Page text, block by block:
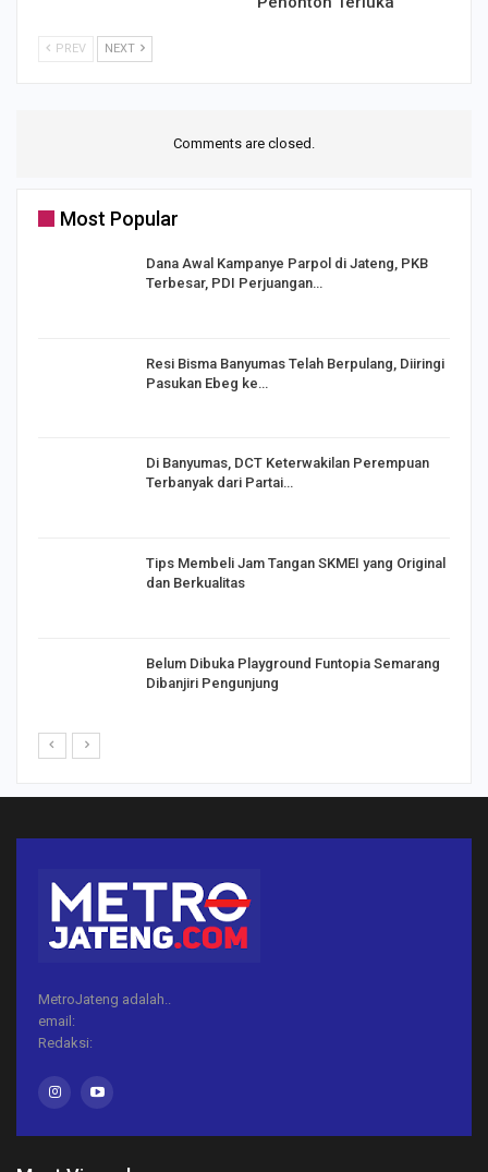
PREV NEXT
Comments are closed.
Most Popular
Dana Awal Kampanye Parpol di Jateng, PKB
Terbesar, PDI Perjuangan…
Resi Bisma Banyumas Telah Berpulang, Diiringi
Pasukan Ebeg ke…
Di Banyumas, DCT Keterwakilan Perempuan
Terbanyak dari Partai…
Tips Membeli Jam Tangan SKMEI yang Original
dan Berkualitas
Belum Dibuka Playground Funtopia Semarang
Dibanjiri Pengunjung
MetroJateng adalah..
email:
Redaksi: